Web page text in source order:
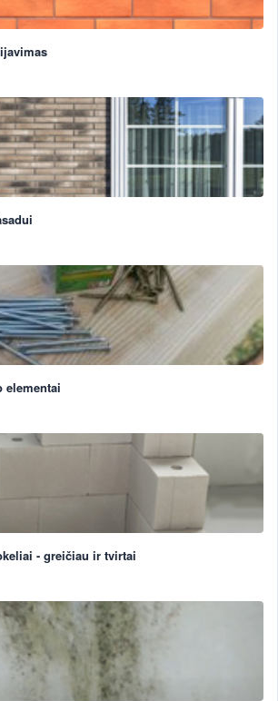
elementai
- greičiau ir tvirtai